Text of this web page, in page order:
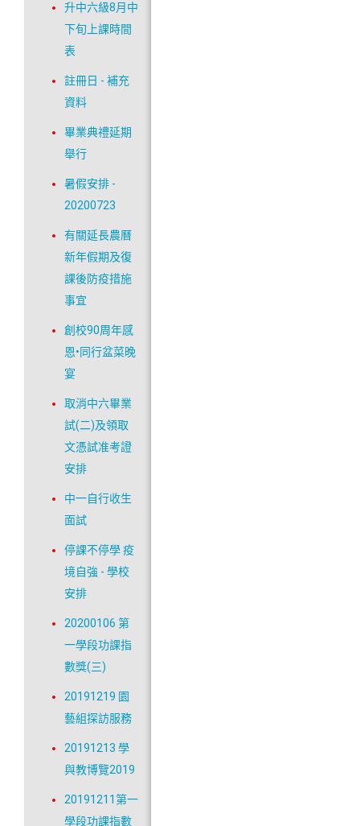
升中六級8月中
下旬上課時間
表
註冊日 - 補充
資料
畢業典禮延期
舉行
暑假安排 -
20200723
有關延長農曆
新年假期及復
課後防疫措施
事宜
創校90周年感
恩•同行盆菜晚
宴
取消中六畢業
試(二)及領取
文憑試准考證
安排
中一自行收生
面試
停課不停學 疫
境自強 - 學校
安排
20200106 第
一學段功課指
數獎(三)
20191219 園
藝組探訪服務
20191213 學
與教博覽2019
20191211第一
學段功課指數